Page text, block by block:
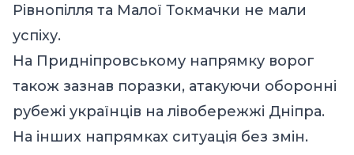
Рівнопілля та Малої Токмачки не мали
успіху.
На Придніпровському напрямку ворог
також зазнав поразки, атакуючи оборонні
рубежі українців на лівобережжі Дніпра.
На інших напрямках ситуація без змін.